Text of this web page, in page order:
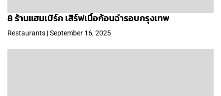
8 ร้านแฮมเบิร์ก เสิร์ฟเนื้อก้อนฉ่ำรอบกรุงเทพ
Restaurants | September 16, 2025